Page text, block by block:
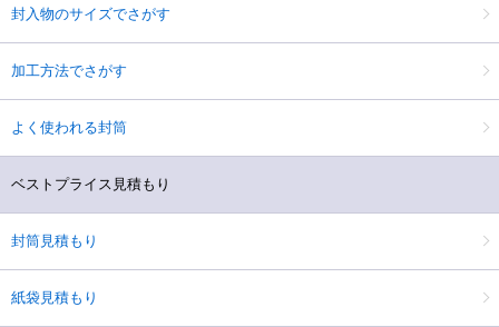
封入物のサイズでさがす
加工方法でさがす
よく使われる封筒
ベストプライス見積もり
封筒見積もり
紙袋見積もり